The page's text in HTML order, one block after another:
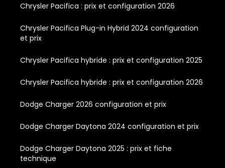
Chrysler Pacifica : prix et configuration 2026
Chrysler Pacifica Plug-in Hybrid 2024 configuration
et prix
Chrysler Pacifica hybride : prix et configuration 2025
Chrysler Pacifica hybride : prix et configuration 2026
Dodge Charger 2026 configuration et prix
Dodge Charger Daytona 2024 configuration et prix
Dodge Charger Daytona 2025 : prix et fiche
technique